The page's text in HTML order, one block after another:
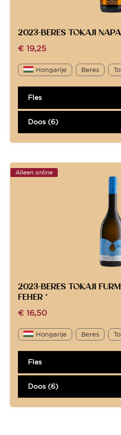
2023-BERES TOKAJI
€ 19,25
Hongarije Beres
Fles
Doos (6)
Alleen online
2023-BERES TOKAJI
FEHER *
€ 16,50
Hongarije Beres
Fles
Doos (6)